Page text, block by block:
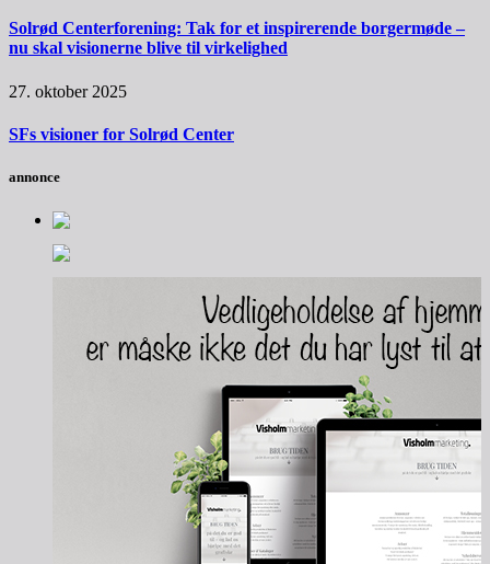
Solrød Centerforening: Tak for et inspirerende borgermøde –
nu skal visionerne blive til virkelighed
27. oktober 2025
SFs visioner for Solrød Center
annonce